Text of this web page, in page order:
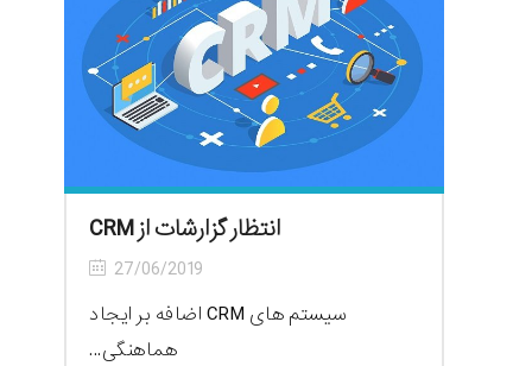
انتظار گزارشات از CRM
27/06/2019
سیستم های CRM اضافه بر ایجاد
هماهنگی...